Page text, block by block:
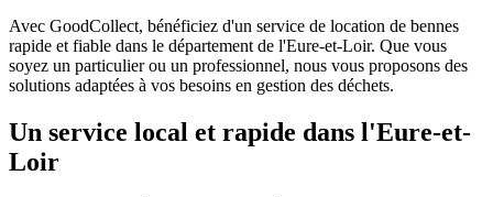
Avec GoodCollect, bénéficiez d'un service de location de bennes
rapide et fiable dans le département de l'Eure-et-Loir. Que vous
soyez un particulier ou un professionnel, nous vous proposons des
solutions adaptées à vos besoins en gestion des déchets.
Un service local et rapide dans l'Eure-et-
Loir